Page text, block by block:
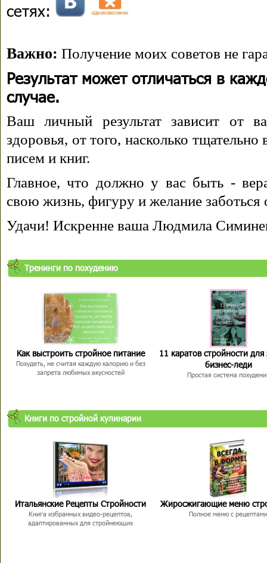
сетях:
Важно: Получение моих советов не
Результат может отличаться в
случае.
Ваш личный результат зависит от
здоровья, от того, насколько
писем и книг.
Главное, что должно у вас быть -
свою жизнь, фигуру и желание заботься
Удачи! Искренне ваша Людмила
Тренинги по похудению
Как выстроить стройное питание
Похудеть, не считая каждую калорию и без
запрета любимых вкусностей
11 каратов стройности для
бизнес-леди
Простая система
Книги по стройной кулинарии
Итальянские Рецепты Стройности
Книга избранных видео-рецептов,
адаптированных для стройнеющих
Жиросжигающие меню
Полное меню с рецептами